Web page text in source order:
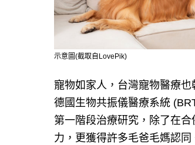
示意圖(截取自LovePik)
寵物如家人，台灣寵物醫療
德國生物共振儀醫療系統
第一階段治療研究，除了在
力，更獲得許多毛爸毛媽認同